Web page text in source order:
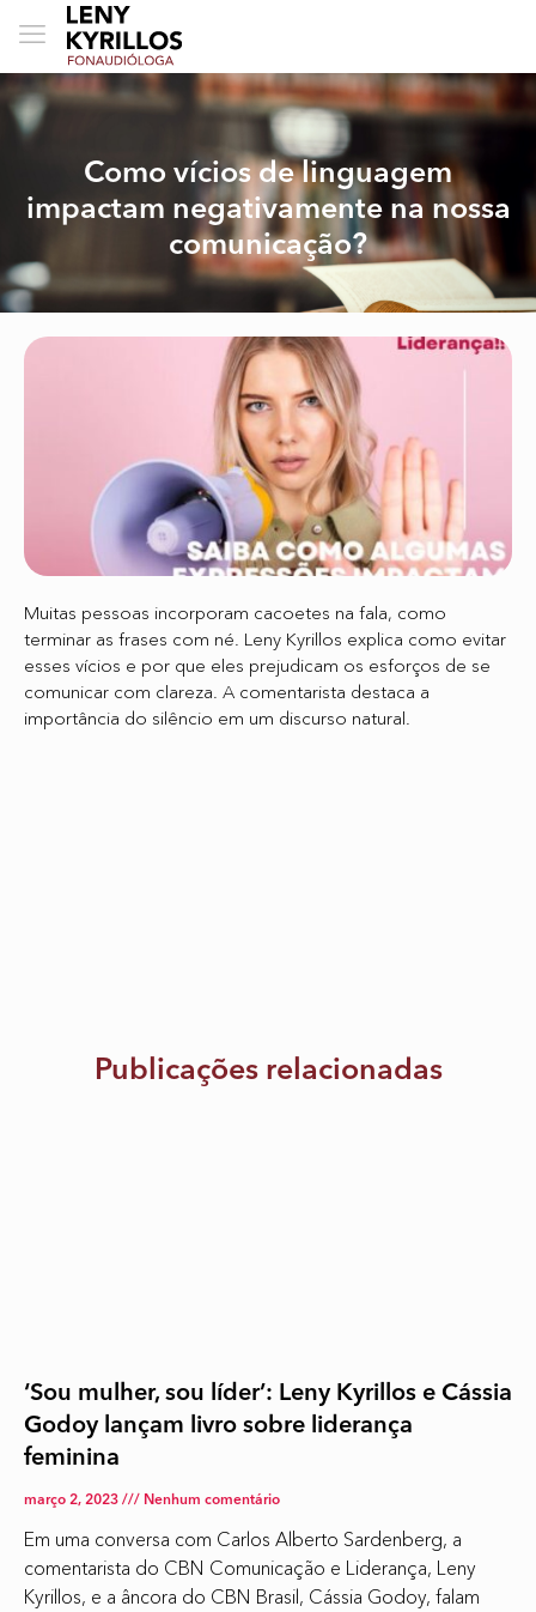
Como vícios de linguagem
impactam negativamente na nossa
comunicação?
Muitas pessoas incorporam cacoetes na fala, como
terminar as frases com né. Leny Kyrillos explica como evitar
esses vícios e por que eles prejudicam os esforços de se
comunicar com clareza. A comentarista destaca a
importância do silêncio em um discurso natural.
Publicações relacionadas
‘Sou mulher, sou líder’: Leny Kyrillos e Cássia
Godoy lançam livro sobre liderança
feminina
março 2, 2023 Nenhum comentário
Em uma conversa com Carlos Alberto Sardenberg, a
comentarista do CBN Comunicação e Liderança, Leny
Kyrillos, e a âncora do CBN Brasil, Cássia Godoy, falam